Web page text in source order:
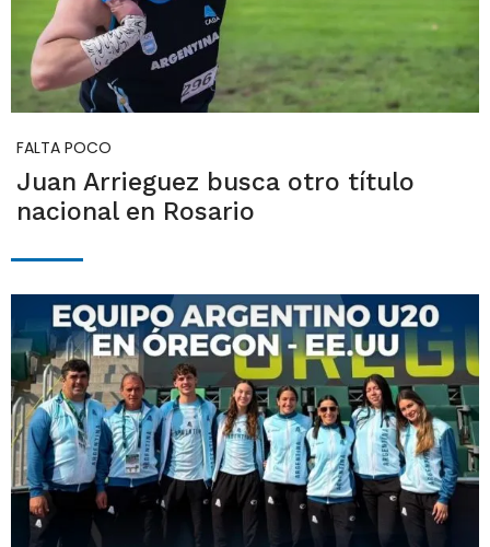
FALTA POCO
Juan Arrieguez busca otro título
nacional en Rosario